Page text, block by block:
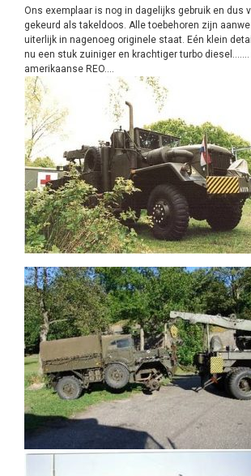
Ons exemplaar is nog in dagelijks gebruik en dus
gekeurd als takeldoos. Alle toebehoren zijn
uiterlijk in nagenoeg originele staat. Eén klein
nu een stuk zuiniger en krachtiger turbo diesel…….
amerikaanse REO….